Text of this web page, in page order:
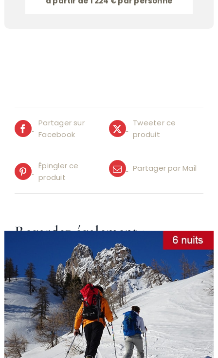
Partager sur
Facebook
Tweeter ce
produit
Épingler ce
produit
Partager par Mail
Regardez également :